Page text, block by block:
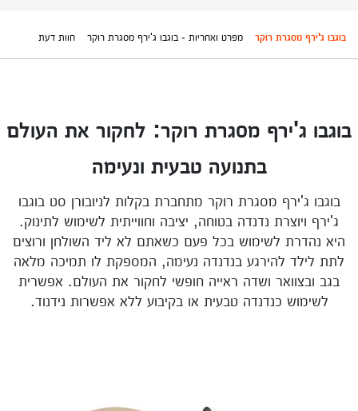
בוגבו ג'ירף מסגרת רוקר מפרט ואחריות - בוגבו ג'ירף מסגרת רוקר חוות דעת
בוגבו ג'ירף מסגרת רוקר: לחקור את העולם
בתנועה טבעית ונעימה
בוגבו ג'ירף מסגרת רוקר מתחברת בקלות לניובורן סט בוגבו
ג'ירף ויוצרת נדנדה בטוחה, יציבה וחווייתית לשימוש לתינוק.
היא נהדרת לשימוש בכל פעם כשאתם לא ליד השולחן ורוצים
לתת לילד להירגע בנדנדה נעימה, המספקת לו תמיכה מלאה
בגב ובצוואר ושדה ראייה חופשי לחקור את העולם. אפשרית
לשימוש כנדנדה טבעית או בקיבוע ללא אפשרות נידנוד.